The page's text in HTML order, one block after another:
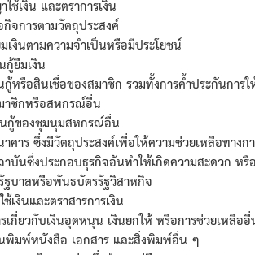
ช้เงิน และตราการเงิน
จการตามวัตถุประสงค์
เงินตามความจำเป็นหรือมีประโยชน์
ยืมเงิน
กู้หรือสินเชื่อของสมาชิก รวมทั้งการค้ำประกันกา
ชิกหรือสหกรณ์อื่น
กู้ของชุมนุมสหกรณ์อื่น
คาร ซึ่งมีวัตถุประสงค์เพื่อให้ความช่วยเหลือทาง
บันซึ่งประกอบธุรกิจอันทำให้เกิดความสะดวก ห
บาลหรือพันธบัตรรัฐวิสาหกิจ
งินและตราสารการเงิน
เกี่ยวกับเงินอุดหนุน เงินยกให้ หรือการช่วยเหลื
พิมพ์หนังสือ เอกสาร และสิ่งพิมพ์อื่น ๆ